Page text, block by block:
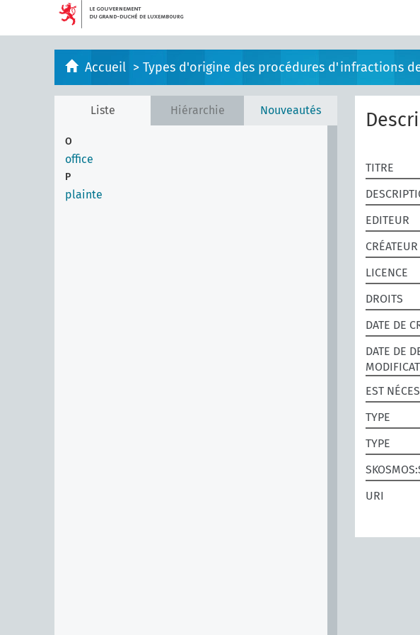
Accueil > Types d'origine des procédures d'infractions
Liste Hiérarchie Nouveautés
O
office
P
plainte
TITRE
EDITEUR
CRÉATEUR
LICENCE
DROITS
DATE DE
DATE DE
EST
TYPE
TYPE
URI